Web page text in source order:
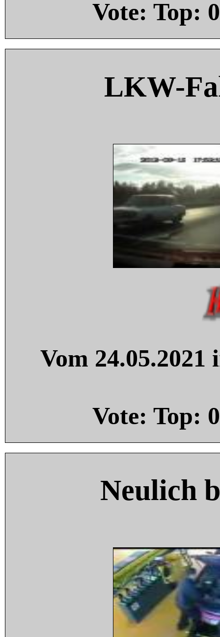
Vote: Top: 0
LKW-
Vom
Vote: Top: 0
Neulich